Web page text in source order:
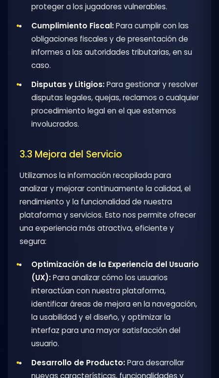
proteger a los jugadores vulnerables.
Cumplimiento Fiscal:Para cumplir con las
obligaciones fiscales y de presentación de
informes a las autoridades tributarias, en su
caso.
Disputas y Litigios:Para gestionar y resolver
disputas legales, quejas, reclamos o cualquier
procedimiento legal en el que estemos
involucrados.
3.3 Mejora del Servicio
Utilizamos la información recopilada para
analizar y mejorar continuamente la calidad, el
rendimiento y la funcionalidad de nuestra
plataforma y servicios. Esto nos permite ofrecer
una experiencia más atractiva, eficiente y
segura:
Optimización de la Experiencia del Usuario
(UX):Para analizar cómo los usuarios
interactúan con nuestra plataforma,
identificar áreas de mejora en la navegación,
la usabilidad y el diseño, y optimizar la
interfaz para una mayor satisfacción del
usuario.
Desarrollo de Producto:Para desarrollar
nuevas características, funcionalidades y